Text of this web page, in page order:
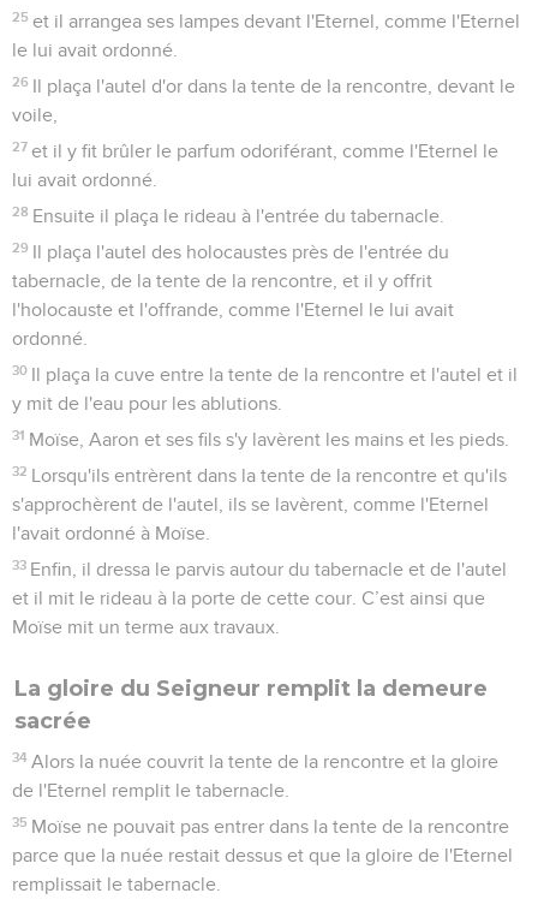
25 et il arrangea ses lampes devant l'Eternel, comme l'Eternel
le lui avait ordonné.
26 Il plaça l'autel d'or dans la tente de la rencontre, devant le
voile,
27 et il y fit brûler le parfum odoriférant, comme l'Eternel le
lui avait ordonné.
28 Ensuite il plaça le rideau à l'entrée du tabernacle.
29 Il plaça l'autel des holocaustes près de l'entrée du
tabernacle, de la tente de la rencontre, et il y offrit
l'holocauste et l'offrande, comme l'Eternel le lui avait
ordonné.
30 Il plaça la cuve entre la tente de la rencontre et l'autel et il
y mit de l'eau pour les ablutions.
31 Moïse, Aaron et ses fils s'y lavèrent les mains et les pieds.
32 Lorsqu'ils entrèrent dans la tente de la rencontre et qu'ils
s'approchèrent de l'autel, ils se lavèrent, comme l'Eternel
l'avait ordonné à Moïse.
33 Enfin, il dressa le parvis autour du tabernacle et de l'autel
et il mit le rideau à la porte de cette cour. C’est ainsi que
Moïse mit un terme aux travaux.
La gloire du Seigneur remplit la demeure
sacrée
34 Alors la nuée couvrit la tente de la rencontre et la gloire
de l'Eternel remplit le tabernacle.
35 Moïse ne pouvait pas entrer dans la tente de la rencontre
parce que la nuée restait dessus et que la gloire de l'Eternel
remplissait le tabernacle.